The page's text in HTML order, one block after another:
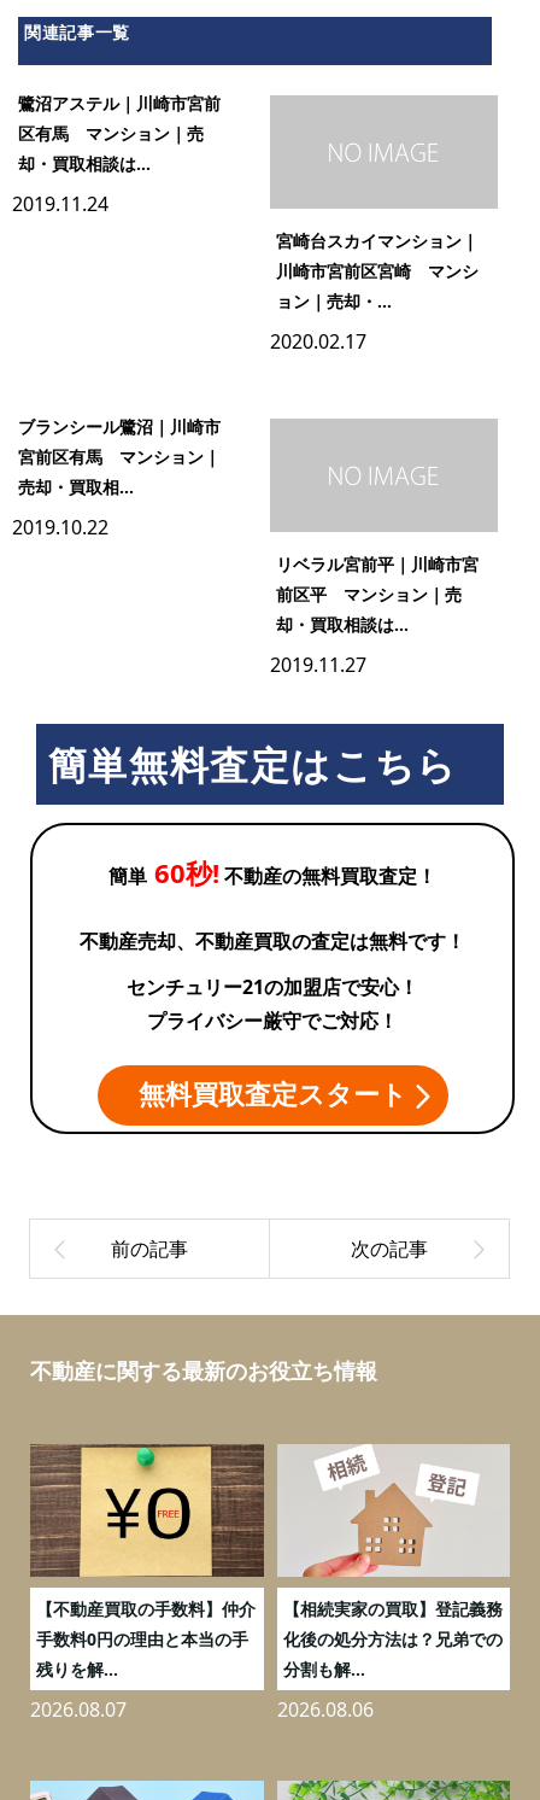
関連記事一覧
鷺沼アステル｜川崎市宮前
区有馬 マンション｜売
却・買取相談は...
2019.11.24
宮崎台スカイマンション｜
川崎市宮前区宮崎 マンシ
ョン｜売却・...
2020.02.17
ブランシール鷺沼｜川崎市
宮前区有馬 マンション｜
売却・買取相...
2019.10.22
リベラル宮前平｜川崎市宮
前区平 マンション｜売
却・買取相談は...
2019.11.27
簡単無料査定はこちら
簡単 60秒! 不動産の無料買取査定！
不動産売却、不動産買取の査定は無料です！
センチュリー21の加盟店で安心！
プライバシー厳守でご対応！
無料買取査定スタート
不動産に関する最新のお役立ち情報
【不動産買取の手数料】仲介
手数料0円の理由と本当の手
残りを解...
2026.08.07
【相続実家の買取】登記義務
化後の処分方法は？兄弟での
分割も解...
2026.08.06